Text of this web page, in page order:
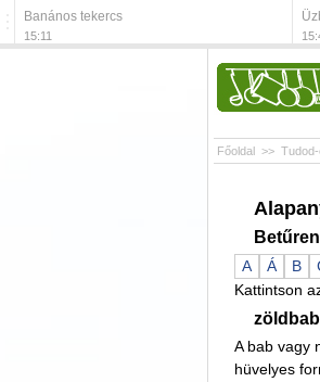
Banános tekercs
15:11
Főoldal >>
A Á B
Kattintson
zöldbab
A bab vagy
hüvelyes